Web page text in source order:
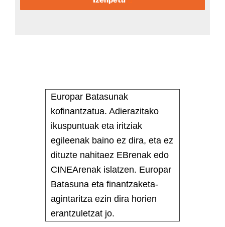
Europar Batasunak
kofinantzatua. Adierazitako
ikuspuntuak eta iritziak
egileenak baino ez dira, eta ez
dituzte nahitaez EBrenak edo
CINEArenak islatzen. Europar
Batasuna eta finantzaketa-
agintaritza ezin dira horien
erantzuletzat jo.